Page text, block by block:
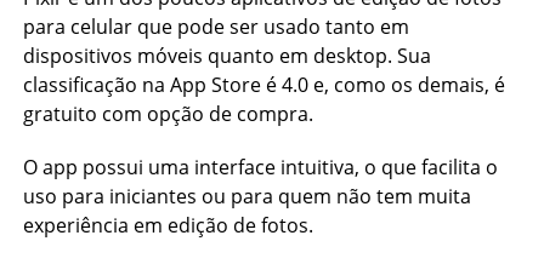
para celular que pode ser usado tanto em
dispositivos móveis quanto em desktop. Sua
classificação na App Store é 4.0 e, como os demais, é
gratuito com opção de compra.
O app possui uma interface intuitiva, o que facilita o
uso para iniciantes ou para quem não tem muita
experiência em edição de fotos.